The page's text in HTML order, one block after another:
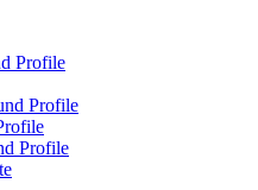
Profile
Profile
Profile